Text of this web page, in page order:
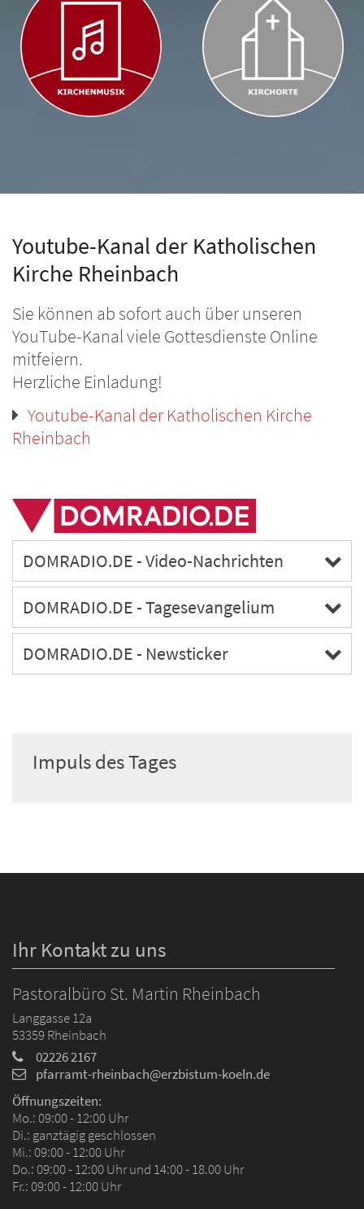
Youtube-Kanal der Katholischen
Kirche Rheinbach
Sie können ab sofort auch über unseren
YouTube-Kanal viele Gottesdienste Online
mitfeiern.
Herzliche Einladung!
Youtube-Kanal der Katholischen Kirche
Rheinbach
DOMRADIO.DE - Video-Nachrichten
DOMRADIO.DE - Tagesevangelium
DOMRADIO.DE - Newsticker
Impuls des Tages
Ihr Kontakt zu uns
Pastoralbüro St. Martin Rheinbach
Langgasse 12a
53359Rheinbach
02226 2167
pfarramt-rheinbach@erzbistum-koeln.de
Öffnungszeiten:
Mo.: 09:00 - 12:00 Uhr
Di.: ganztägig geschlossen
Mi.: 09:00 - 12:00 Uhr
Do.: 09:00 - 12:00 Uhr und 14:00 - 18.00 Uhr
Fr.: 09:00 - 12:00 Uhr